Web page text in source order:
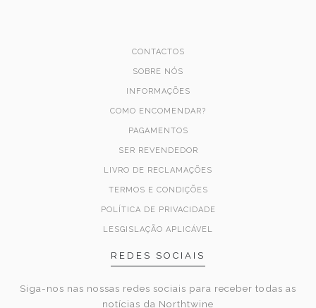
CONTACTOS
SOBRE NÓS
INFORMAÇÕES
COMO ENCOMENDAR?
PAGAMENTOS
SER REVENDEDOR
LIVRO DE RECLAMAÇÕES
TERMOS E CONDIÇÕES
POLÍTICA DE PRIVACIDADE
LESGISLAÇÃO APLICÁVEL
REDES SOCIAIS
Siga-nos nas nossas redes sociais para receber todas as
notícias da Northtwine